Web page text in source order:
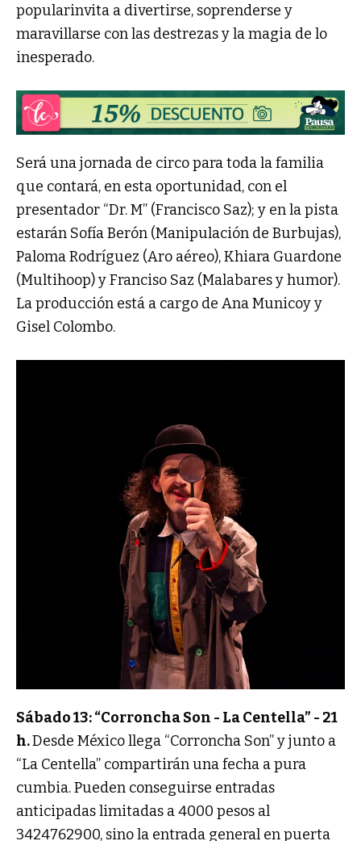
popularinvita a divertirse, soprenderse y
maravillarse con las destrezas y la magia de lo
inesperado.
Será una jornada de circo para toda la familia
que contará, en esta oportunidad, con el
presentador “Dr. M” (Francisco Saz); y en la pista
estarán Sofía Berón (Manipulación de Burbujas),
Paloma Rodríguez (Aro aéreo), Khiara Guardone
(Multihoop) y Franciso Saz (Malabares y humor).
La producción está a cargo de Ana Municoy y
Gisel Colombo.
Sábado 13: “Corroncha Son - La Centella” - 21
h.Desde México llega “Corroncha Son” y junto a
“La Centella” compartirán una fecha a pura
cumbia. Pueden conseguirse entradas
anticipadas limitadas a 4000 pesos al
3424762900, sino la entrada general en puerta